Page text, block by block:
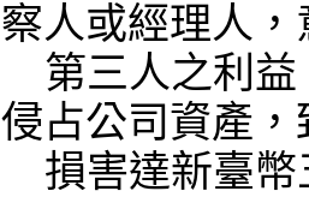
察人或經理人
侵占公司資產